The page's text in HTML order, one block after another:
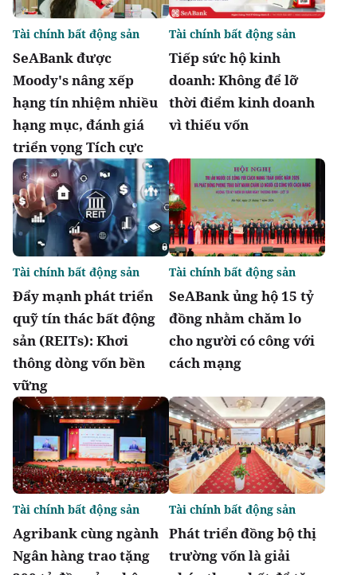
SeABank được
Moody's nâng xếp
hạng tín nhiệm nhiều
hạng mục, đánh giá
triển vọng Tích cực
Tài chính bất động sản
Tiếp sức hộ kinh
doanh: Không để lỡ
thời điểm kinh doanh
vì thiếu vốn
Tài chính bất động sản
Đẩy mạnh phát triển
quỹ tín thác bất động
sản (REITs): Khơi
thông dòng vốn bền
vững
Tài chính bất động sản
SeABank ủng hộ 15 tỷ
đồng nhằm chăm lo
cho người có công với
cách mạng
Tài chính bất động sản
Agribank cùng ngành
Ngân hàng trao tặng
Tài chính bất động sản
Phát triển đồng bộ thị
trường vốn là giải
Tài chính bất động sản